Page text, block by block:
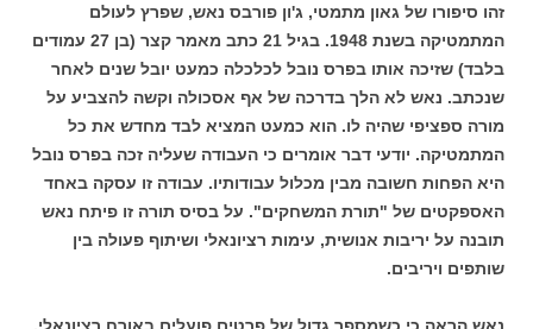
זהו סיפורו של גאון מתמטי, ג'ון פורבס נאש, שפרץ לעולם
המתמטיקה בשנת 1948. בגיל 21 כתב מאמר קצר (בן 27 עמודים
בלבד) שזיכה אותו בפרס נובל לכלכלה כמעט יובל שנים לאחר
שנכתב. נאש לא הלך בדרכה של אף אסכולה וקשה להצביע על
מורה ספציפי שהיה לו. הוא כמעט המציא לבד מחדש את כל
המתמטיקה. יודעי דבר אומרים כי העבודה שעליה זכה בפרס נובל
היא הפחות חשובה מבין מכלול עבודותיו. עבודה זו עסקה באחד
האספקטים של "תורת המשחקים". על בסיס תורה זו פיתח נאש
תובנה על יריבות אנושית, עימות רציונאלי ושיתוף פעולה בין
שותפים ויריבים.